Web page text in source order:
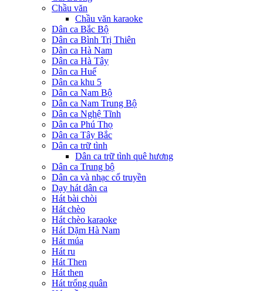
Chầu văn
Chầu văn karaoke
Dân ca Bắc Bộ
Dân ca Bình Trị Thiên
Dân ca Hà Nam
Dân ca Hà Tây
Dân ca Huế
Dân ca khu 5
Dân ca Nam Bộ
Dân ca Nam Trung Bộ
Dân ca Nghệ Tĩnh
Dân ca Phú Thọ
Dân ca Tây Bắc
Dân ca trữ tình
Dân ca trữ tình quê hương
Dân ca Trung bộ
Dân ca và nhạc cổ truyền
Dạy hát dân ca
Hát bài chòi
Hát chèo
Hát chèo karaoke
Hát Dặm Hà Nam
Hát múa
Hát ru
Hát Then
Hát then
Hát trống quân